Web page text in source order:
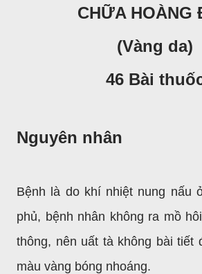
CHỮA HOÀNG
(Vàng da)
46 Bài
Nguyên nhân
Bệnh là do khí nhiệt nung nấu
phủ, bệnh nhân không ra mồ
thông, nên uất tà không bài tiết
màu vàng bóng nhoáng.